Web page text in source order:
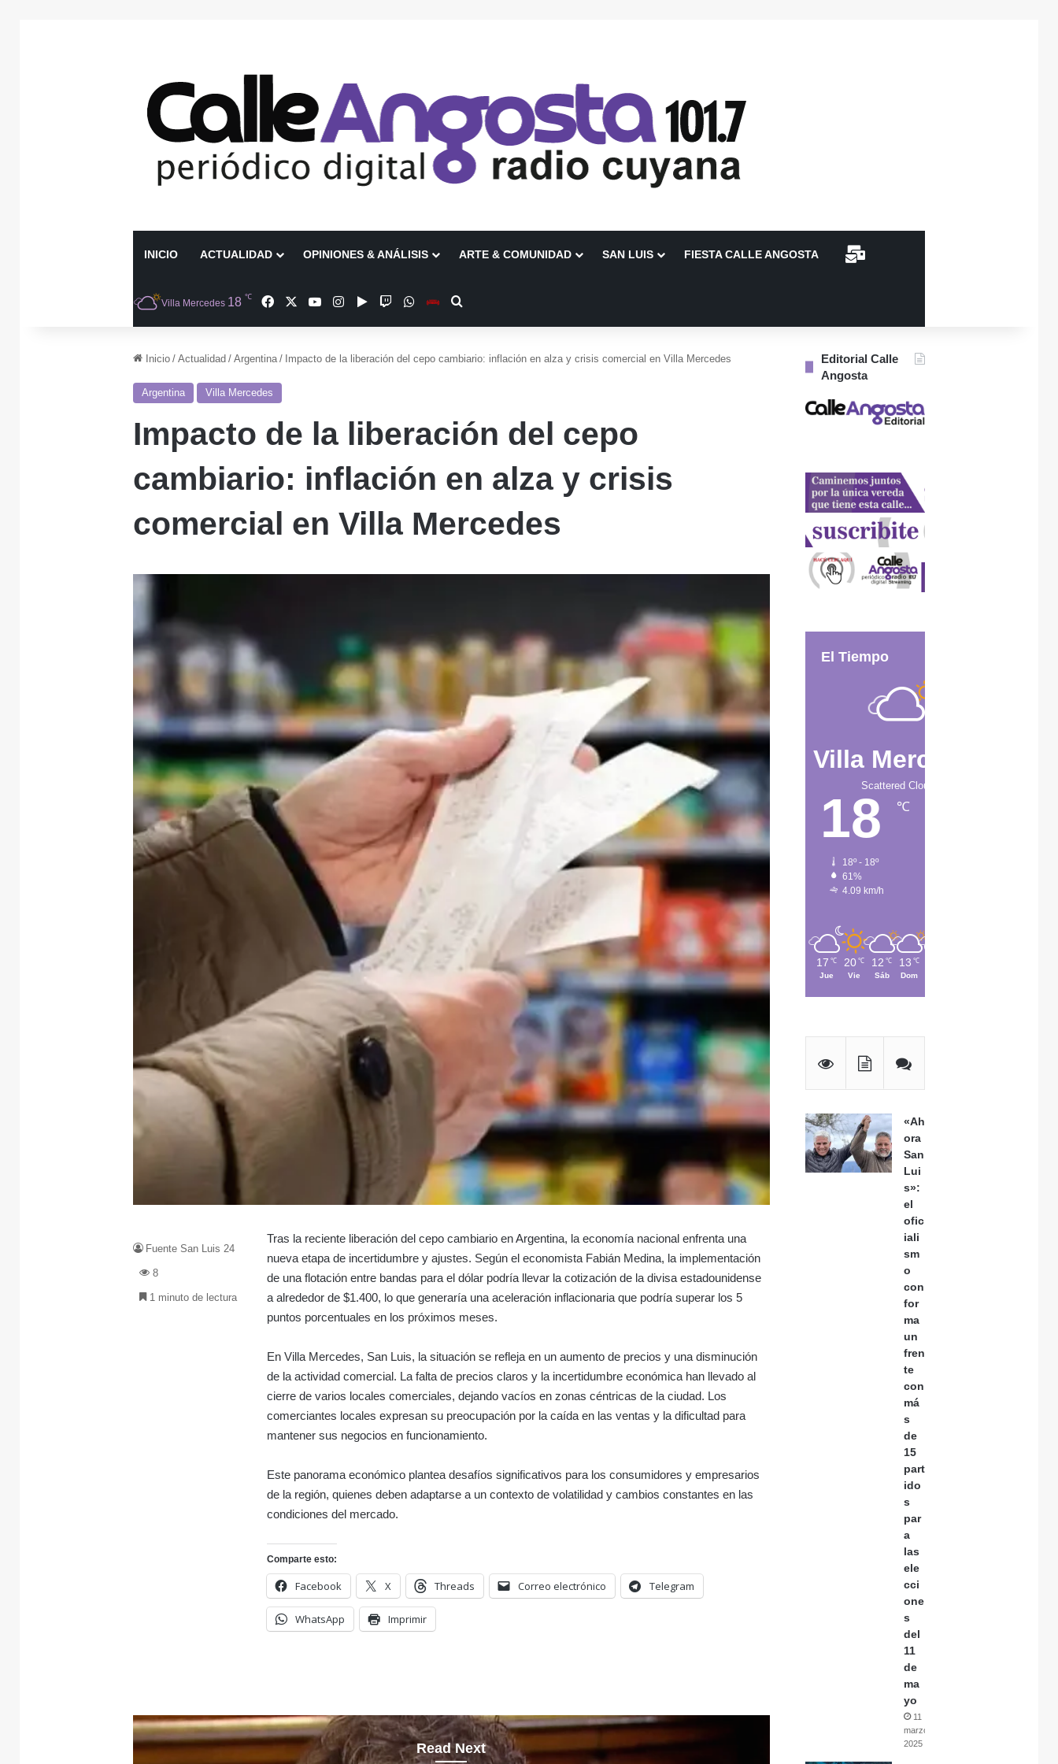
INICIO ACTUALIDAD OPINIONES & ANÁLISIS ARTE & COMUNIDAD SAN LUIS FIESTA CALLE ANGOSTA CONTACTO
Villa Mercedes 18 ℃ FacebookYouTubeInstagramGoogle Play
TwitchWhatsAppEscuchanos en Vivo
Inicio / Actualidad / Argentina / Impacto de la liberación del cepo cambiario: inflación en alza y crisis comercial en Villa Mercedes
Argentina Villa Mercedes
Impacto de la liberación del cepo
cambiario: inflación en alza y crisis
comercial en Villa Mercedes
Tras la reciente liberación del cepo cambiario en Argentina, la economía nacional enfrenta una
nueva etapa de incertidumbre y ajustes. Según el economista Fabián Medina, la implementación
de una flotación entre bandas para el dólar podría llevar la cotización de la divisa estadounidense
a alrededor de $1.400, lo que generaría una aceleración inflacionaria que podría superar los 5
puntos porcentuales en los próximos meses.
En Villa Mercedes, San Luis, la situación se refleja en un aumento de precios y una disminución
de la actividad comercial. La falta de precios claros y la incertidumbre económica han llevado al
cierre de varios locales comerciales, dejando vacíos en zonas céntricas de la ciudad. Los
comerciantes locales expresan su preocupación por la caída en las ventas y la dificultad para
mantener sus negocios en funcionamiento.
Este panorama económico plantea desafíos significativos para los consumidores y empresarios
de la región, quienes deben adaptarse a un contexto de volatilidad y cambios constantes en las
condiciones del mercado.
Comparte esto:
Facebook X Threads Correo electrónico Telegram
WhatsApp Imprimir
Fuente San Luis 24
8
1 minuto de lectura
Read Next
Editorial Calle
Angosta
El Tiempo
Villa Mercedes
Scattered Clouds
18 ℃
18º - 18º
61%
4.09 km/h
17 ℃
Jue
20 ℃
Vie
12 ℃
Sáb
13 ℃
Dom
«Ah
ora
San
Lui
s»:
el
ofic
iali
sm
o
con
for
ma
un
fren
te
con
má
s
de
15
part
ido
s
par
a
las
ele
cci
one
s
del
11
de
ma
yo
11
marzo,
2025